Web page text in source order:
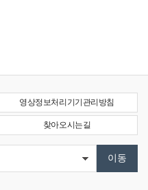
영상정보처리기기관리방침
찾아오시는길